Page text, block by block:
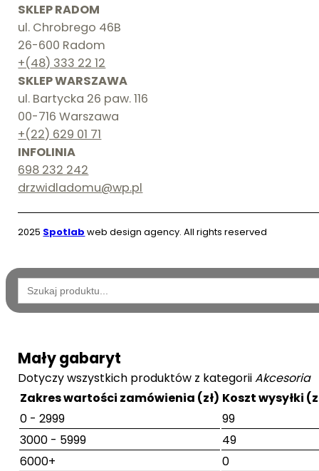
SKLEP RADOM
ul. Chrobrego 46B
26-600 Radom
+(48) 333 22 12
SKLEP WARSZAWA
ul. Bartycka 26 paw. 116
00-716 Warszawa
+(22) 629 01 71
INFOLINIA
698 232 242
drzwidladomu@wp.pl
2025 Spotlab web design agency. All rights reserved
Wyszukaj:
Mały gabaryt
Dotyczy wszystkich produktów z kategoriiAkcesoria
Zakres wartości zamówienia (zł) Koszt wysyłki
0 - 2999
99
3000 - 5999
49
6000+
0